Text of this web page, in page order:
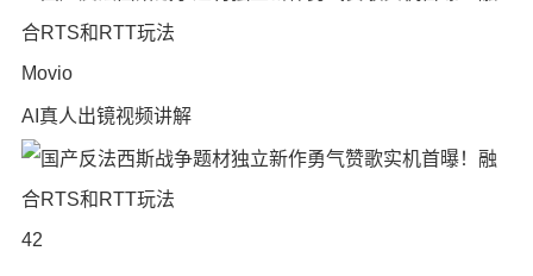
Movio
AI真人出镜视频讲解
42